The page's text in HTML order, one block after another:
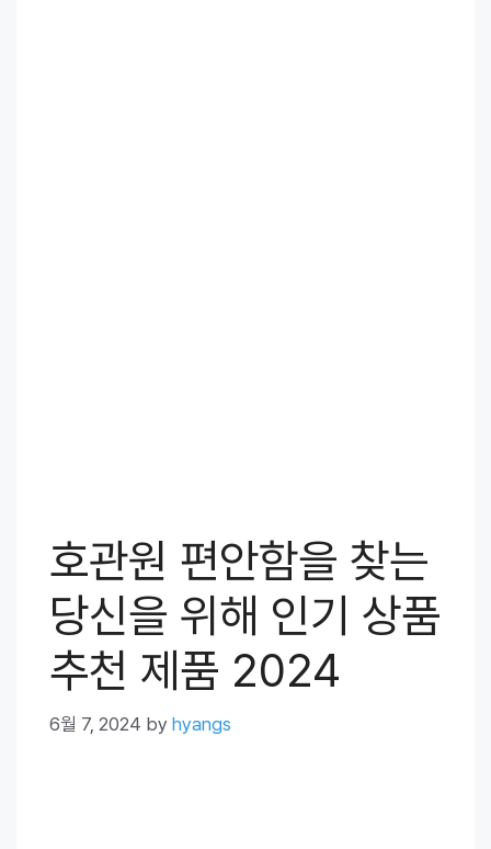
호관원 편안함을 찾는
당신을 위해 인기 상품
추천 제품 2024
6월 7, 2024 by hyangs